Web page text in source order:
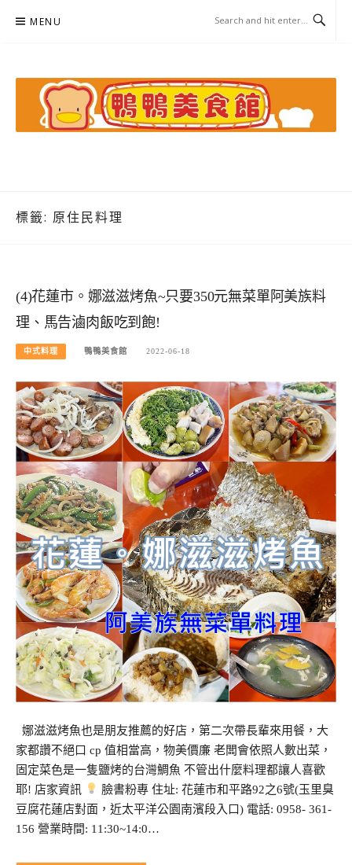
MENU
標籤: 原住民料理
(4)花蓮市。娜滋滋烤魚~只要350元無菜單阿美族料
理、馬告滷肉飯吃到飽!
中式料理 鴨鴨美食館 2022-06-18
娜滋滋烤魚也是朋友推薦的好店，第二次帶長輩來用餐，大
家都讚不絕口 cp 值相當高，物美價廉 老闆會依照人數出菜，
固定菜色是一隻鹽烤的台灣鯛魚 不管出什麼料理都讓人喜歡
耶! 店家資訊
臉書粉專 住址: 花蓮市和平路92之6號(玉里臭
豆腐花蓮店對面，近太平洋公園南濱段入口) 電話: 0958- 361-
156 營業時間: 11:30~14:0…